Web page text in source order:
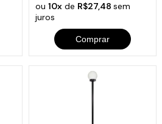
ou 10xde R$27,48 sem
juros
Comprar